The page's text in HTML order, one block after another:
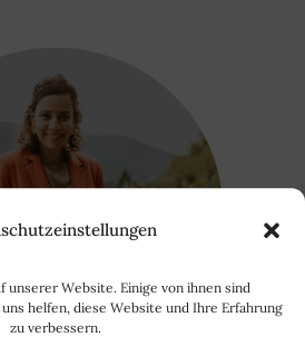
unserer Website. Einige von ihnen sind
helfen, diese Website und Ihre Erfahrung
zu verbessern.